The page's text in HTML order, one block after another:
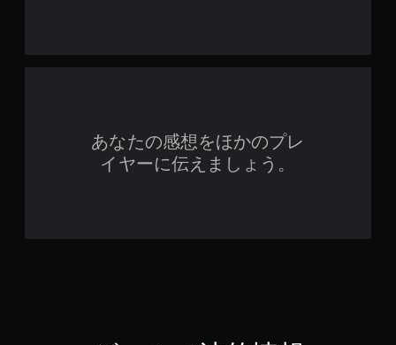
あなたの感想をほかのプレ
イヤーに伝えましょう。